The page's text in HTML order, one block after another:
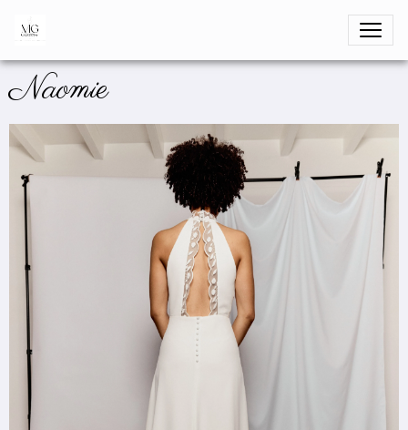
Naomie